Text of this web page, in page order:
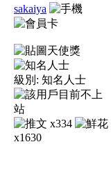
sakaiya
級別: 知名人士
x334
x1630